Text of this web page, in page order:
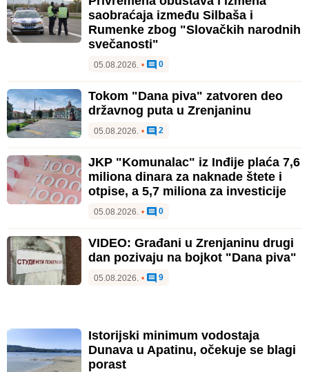
saobraćaja između Silbaša i
Rumenke zbog "Slovačkih narodnih
svečanosti"
05.08.2026. • 0
Tokom "Dana piva" zatvoren deo
državnog puta u Zrenjaninu
05.08.2026. • 2
JKP "Komunalac" iz Inđije plaća 7,6
miliona dinara za naknade štete i
otpise, a 5,7 miliona za investicije
05.08.2026. • 0
VIDEO: Građani u Zrenjaninu drugi
dan pozivaju na bojkot "Dana piva"
05.08.2026. • 9
Istorijski minimum vodostaja
Dunava u Apatinu, očekuje se blagi
porast